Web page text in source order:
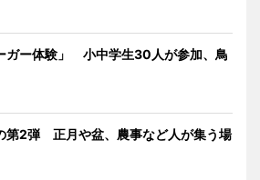
ガー体験」 小中学生30人が参加、鳥
第2弾 正月や盆、農事など人が集う場